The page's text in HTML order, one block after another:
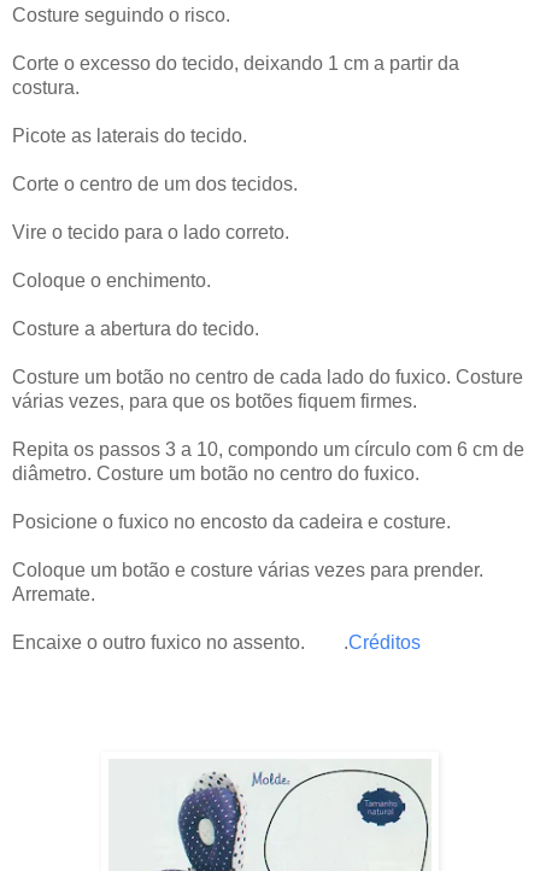
Costure seguindo o risco.
Corte o excesso do tecido, deixando 1 cm a partir da
costura.
Picote as laterais do tecido.
Corte o centro de um dos tecidos.
Vire o tecido para o lado correto.
Coloque o enchimento.
Costure a abertura do tecido.
Costure um botão no centro de cada lado do fuxico. Costure
várias vezes, para que os botões fiquem firmes.
Repita os passos 3 a 10, compondo um círculo com 6 cm de
diâmetro. Costure um botão no centro do fuxico.
Posicione o fuxico no encosto da cadeira e costure.
Coloque um botão e costure várias vezes para prender.
Arremate.
Encaixe o outro fuxico no assento. .Créditos